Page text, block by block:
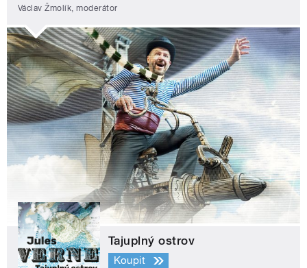
Václav Žmolík, moderátor
Tajuplný ostrov
Koupit